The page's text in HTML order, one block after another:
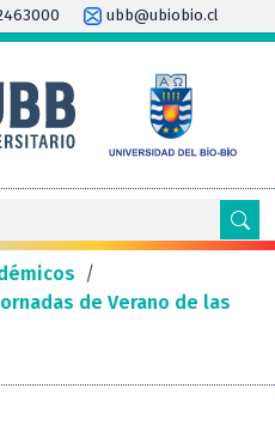
ubb@ubiobio.cl
/
de Verano de las